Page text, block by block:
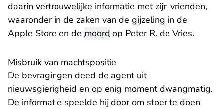
daarin vertrouwelijke informatie met zijn vrienden,
waaronder in de zaken van de gijzeling in de
Apple Store en de moord op Peter R. de Vries.
Misbruik van machtspositie
De bevragingen deed de agent uit
nieuwsgierigheid en op enig moment dwangmatig.
De informatie speelde hij door om stoer te doen